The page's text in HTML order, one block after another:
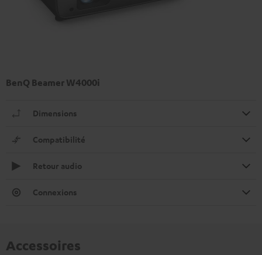
BenQ Beamer W4000i
Dimensions
Compatibilité
Retour audio
Connexions
Accessoires